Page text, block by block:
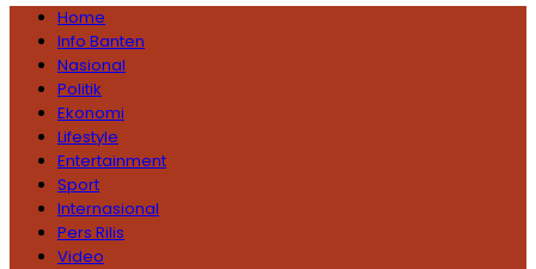
Home
Info Banten
Nasional
Politik
Ekonomi
Lifestyle
Entertainment
Sport
Internasional
Pers Rilis
Video